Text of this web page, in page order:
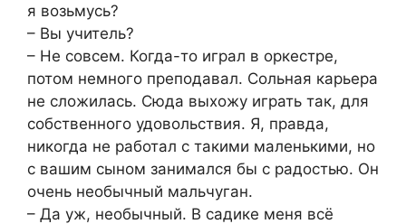
я возьмусь?
– Вы учитель?
– Не совсем. Когда-то играл в оркестре,
потом немного преподавал. Сольная карьера
не сложилась. Сюда выхожу играть так, для
собственного удовольствия. Я, правда,
никогда не работал с такими маленькими, но
с вашим сыном занимался бы с радостью. Он
очень необычный мальчуган.
– Да уж, необычный. В садике меня всё